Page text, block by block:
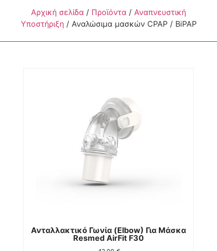
Αρχική σελίδα / Προϊόντα / Αναπνευστική
Υποστήριξη/ Αναλώσιμα μασκών CPAP / BiPAP
Ανταλλακτικό Γωνία (elbow) Για Μάσκα
Resmed AirFit F30